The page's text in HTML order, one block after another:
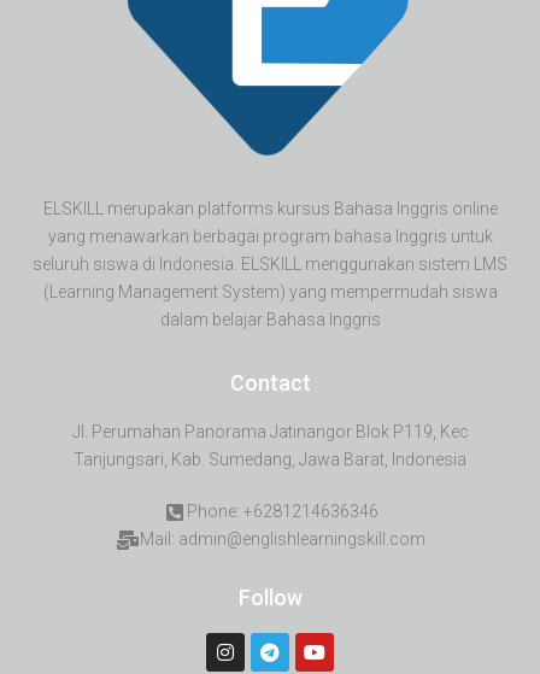
ELSKILL merupakan platforms kursus Bahasa Inggris online
yang menawarkan berbagai program bahasa Inggris untuk
seluruh siswa di Indonesia. ELSKILL menggunakan sistem LMS
(Learning Management System) yang mempermudah siswa
dalam belajar Bahasa Inggris
Contact
Jl. Perumahan Panorama Jatinangor Blok P119, Kec
Tanjungsari, Kab. Sumedang, Jawa Barat, Indonesia
Phone: +6281214636346
Mail: admin@englishlearningskill.com
Follow